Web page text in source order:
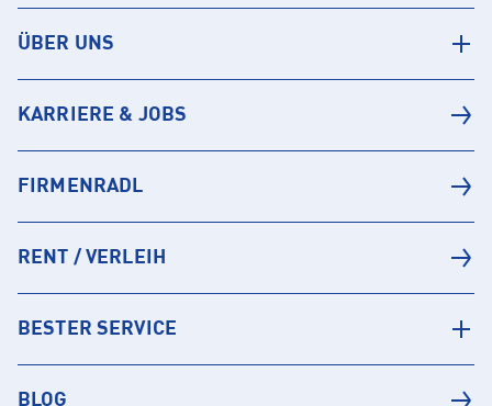
ÜBER UNS
KARRIERE & JOBS
FIRMENRADL
RENT / VERLEIH
BESTER SERVICE
BLOG